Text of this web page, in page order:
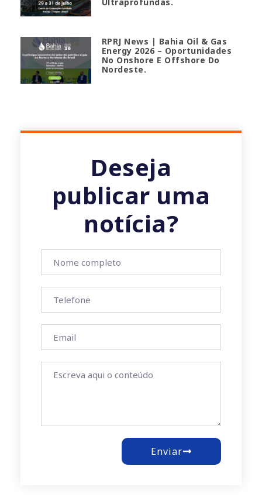
RPRJ News | Bahia Oil & Gas
Energy 2026 – Oportunidades
No Onshore E Offshore Do
Nordeste.
Deseja
publicar uma
notícia?
Enviar